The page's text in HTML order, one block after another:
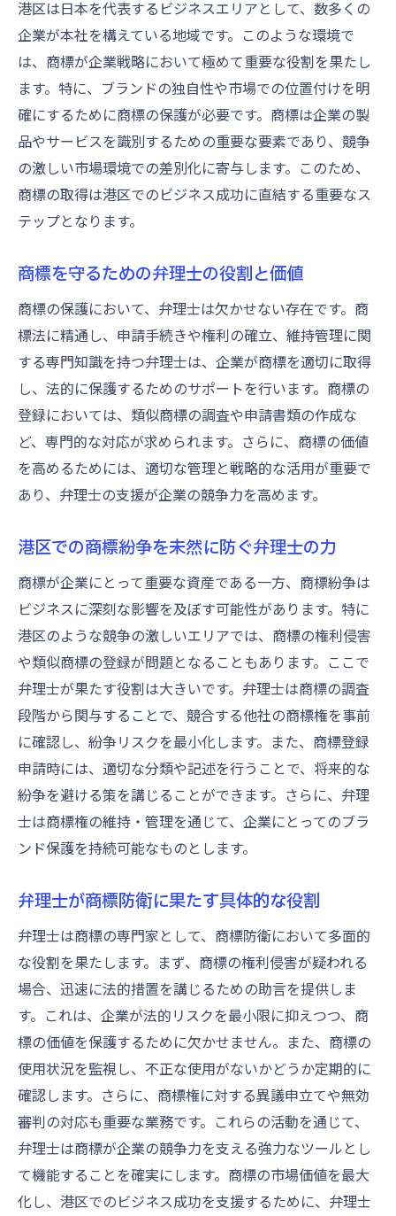
港区は日本を代表するビジネスエリアとして、数多くの
企業が本社を構えている地域です。このような環境で
は、商標が企業戦略において極めて重要な役割を果たし
ます。特に、ブランドの独自性や市場での位置付けを明
確にするために商標の保護が必要です。商標は企業の製
品やサービスを識別するための重要な要素であり、競争
の激しい市場環境での差別化に寄与します。このため、
商標の取得は港区でのビジネス成功に直結する重要なス
テップとなります。
商標を守るための弁理士の役割と価値
商標の保護において、弁理士は欠かせない存在です。商
標法に精通し、申請手続きや権利の確立、維持管理に関
する専門知識を持つ弁理士は、企業が商標を適切に取得
し、法的に保護するためのサポートを行います。商標の
登録においては、類似商標の調査や申請書類の作成な
ど、専門的な対応が求められます。さらに、商標の価値
を高めるためには、適切な管理と戦略的な活用が重要で
あり、弁理士の支援が企業の競争力を高めます。
港区での商標紛争を未然に防ぐ弁理士の力
商標が企業にとって重要な資産である一方、商標紛争は
ビジネスに深刻な影響を及ぼす可能性があります。特に
港区のような競争の激しいエリアでは、商標の権利侵害
や類似商標の登録が問題となることもあります。ここで
弁理士が果たす役割は大きいです。弁理士は商標の調査
段階から関与することで、競合する他社の商標権を事前
に確認し、紛争リスクを最小化します。また、商標登録
申請時には、適切な分類や記述を行うことで、将来的な
紛争を避ける策を講じることができます。さらに、弁理
士は商標権の維持・管理を通じて、企業にとってのブラ
ンド保護を持続可能なものとします。
弁理士が商標防衛に果たす具体的な役割
弁理士は商標の専門家として、商標防衛において多面的
な役割を果たします。まず、商標の権利侵害が疑われる
場合、迅速に法的措置を講じるための助言を提供しま
す。これは、企業が法的リスクを最小限に抑えつつ、商
標の価値を保護するために欠かせません。また、商標の
使用状況を監視し、不正な使用がないかどうか定期的に
確認します。さらに、商標権に対する異議申立てや無効
審判の対応も重要な業務です。これらの活動を通じて、
弁理士は商標が企業の競争力を支える強力なツールとし
て機能することを確実にします。商標の市場価値を最大
化し、港区でのビジネス成功を支援するために、弁理士